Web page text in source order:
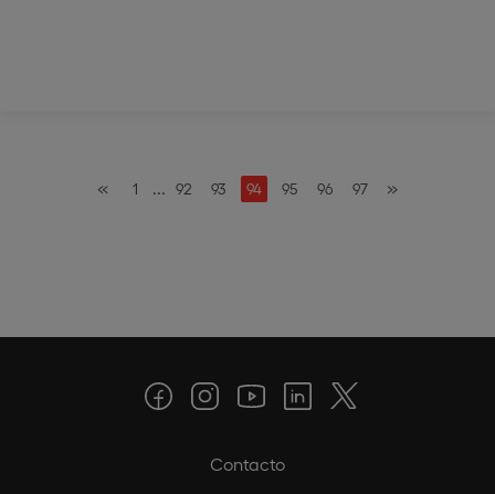
« 1 ... 92 93 94 95 96 97 »
Contacto